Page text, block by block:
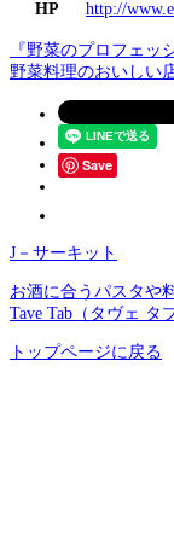
HP http://
『野菜のプロフェッ
野菜料理のおいしい
Save
J－サーキット
お酒に合うパスタや
Tave Tab（タヴェ タ
トップページに戻る